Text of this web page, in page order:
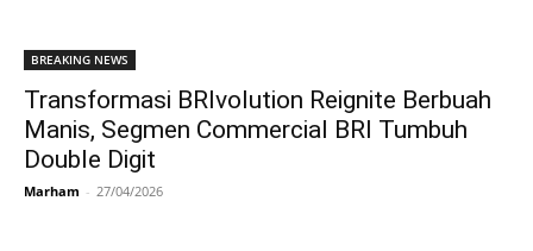
BREAKING NEWS
Transformasi BRIvolution Reignite Berbuah
Manis, Segmen Commercial BRI Tumbuh
Double Digit
Marham - 27/04/2026